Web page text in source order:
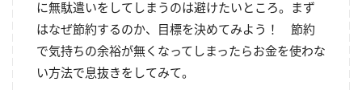
に無駄遣いをしてしまうのは避けたいところ。まず
はなぜ節約するのか、目標を決めてみよう！ 節約
で気持ちの余裕が無くなってしまったらお金を使わな
い方法で息抜きをしてみて。